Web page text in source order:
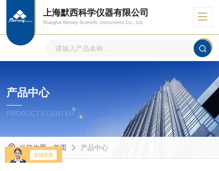
上海默西科学仪器有限公司
Shanghai Mersey Scientific Instruments Co., Ltd.
产品中心
PRODUCTS CENTER
当前位置：首页 产品中心